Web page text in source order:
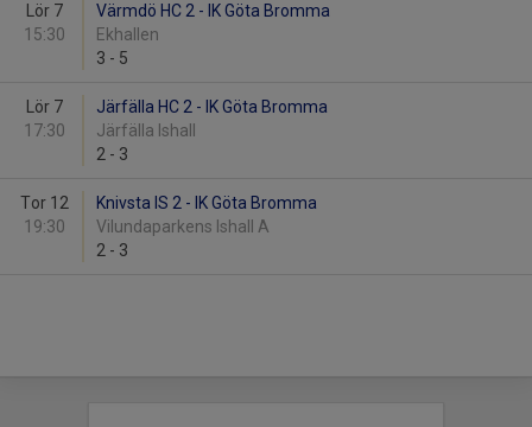
Lör 7
15:30
Värmdö HC 2 - IK Göta Bromma
Ekhallen
3 - 5
Lör 7
17:30
Järfälla HC 2 - IK Göta Bromma
Järfälla Ishall
2 - 3
Tor 12
19:30
Knivsta IS 2 - IK Göta Bromma
Vilundaparkens Ishall A
2 - 3